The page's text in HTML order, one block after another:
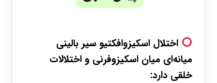
اختلال اسکیزوافکتیو سیر بالینی
میانه‌ای میان اسکیزوفرنی و اختلالات
خلقی دارد: